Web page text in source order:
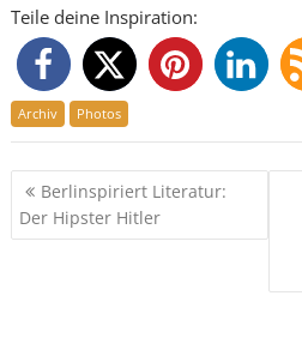
Teile deine Inspiration:
Archiv Photos
Beitragsnavigation
Berlinspiriert Literatur:
Der Hipster Hitler